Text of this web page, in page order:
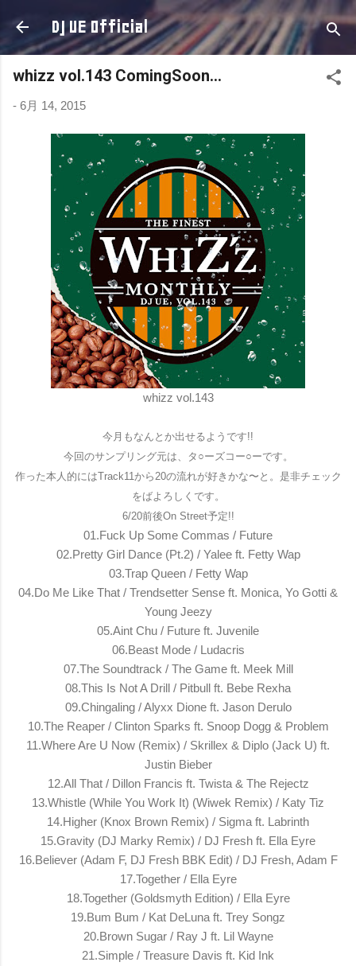
スキップしてメイン コンテンツに移動
DJ UE Official
whizz vol.143 ComingSoon…
- 6月 14, 2015
whizz vol.143
今月もなんとか出せるようです!!
今回のサンプリング元は、タ○ーズコー○ーです。
作った本人的にはTrack11から20の流れが好きかな〜と。 是非チェック
をばよろしくです。
6/20前後On Street予定!!
01.Fuck Up Some Commas / Future
02.Pretty Girl Dance (Pt.2) / Yalee ft. Fetty Wap
03.Trap Queen / Fetty Wap
04.Do Me Like That / Trendsetter Sense ft. Monica, Yo Gotti &
Young Jeezy
05.Aint Chu / Future ft. Juvenile
06.Beast Mode / Ludacris
07.The Soundtrack / The Game ft. Meek Mill
08.This Is Not A Drill / Pitbull ft. Bebe Rexha
09.Chingaling / Alyxx Dione ft. Jason Derulo
10.The Reaper / Clinton Sparks ft. Snoop Dogg & Problem
11.Where Are U Now (Remix) / Skrillex & Diplo (Jack U) ft.
Justin Bieber
12.All That / Dillon Francis ft. Twista & The Rejectz
13.Whistle (While You Work It) (Wiwek Remix) / Katy Tiz
14.Higher (Knox Brown Remix) / Sigma ft. Labrinth
15.Gravity (DJ Marky Remix) / DJ Fresh ft. Ella Eyre
16.Believer (Adam F, DJ Fresh BBK Edit) / DJ Fresh, Adam F
17.Together / Ella Eyre
18.Together (Goldsmyth Edition) / Ella Eyre
19.Bum Bum / Kat DeLuna ft. Trey Songz
20.Brown Sugar / Ray J ft. Lil Wayne
21.Simple / Treasure Davis ft. Kid Ink